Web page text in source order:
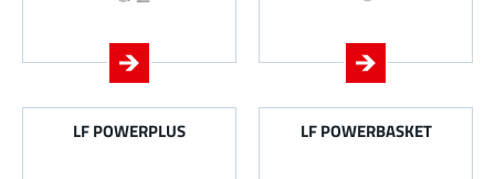
LF POWERPLUS LF POWERBASKET